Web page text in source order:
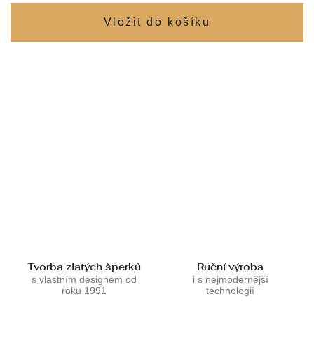
Tvorba zlatých šperků
s vlastním designem od
roku 1991
Ruční výroba
i s nejmodernější
technologií